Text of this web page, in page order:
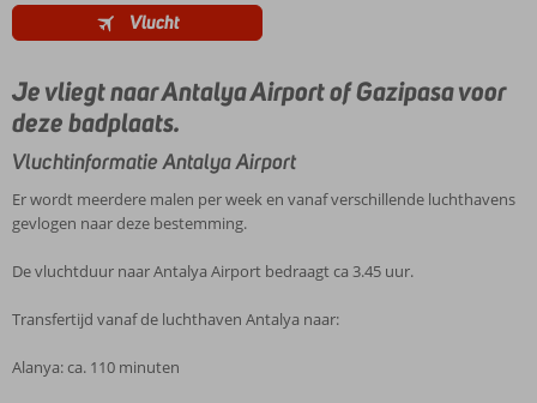
Vlucht
Je vliegt naar Antalya Airport of Gazipasa voor
deze badplaats.
Vluchtinformatie Antalya Airport
Er wordt meerdere malen per week en vanaf verschillende luchthavens
gevlogen naar deze bestemming.
De vluchtduur naar Antalya Airport bedraagt ca 3.45 uur.
Transfertijd vanaf de luchthaven Antalya naar:
Alanya: ca. 110 minuten